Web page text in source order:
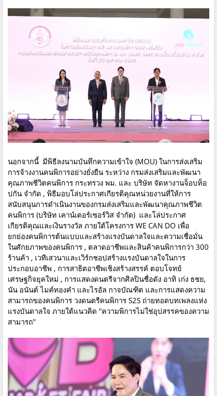
นอกจากนี้ มีพิธีลงนามบันทึกความเข้าใจ (MOU) ในการส่งเสริม
การจ้างงานคนพิการอย่างยั่งยืน ระหว่าง กรมส่งเสริมและพัฒนา
คุณภาพชีวิตคนพิการ กระทรวง พม. และ บริษัท จัดหางานจ็อบท็อ
ปกัน จำกัด , พิธีมอบโล่ประกาศเกียรติคุณหน่วยงานที่ให้การ
สนับสนุนการดำเนินงานของกรมส่งเสริมและพัฒนาคุณภาพชีวิต
คนพิการ (บริษัท เคาน์เตอร์เซอร์วิส จำกัด) และโล่ประกาศ
เกียรติคุณและเงินรางวัล ภายใต้โครงการ WE CAN DO เพื่อ
ยกย่องคนพิการต้นแบบและสร้างแรงบันดาลใจและความเชื่อมั่น
ในศักยภาพของคนพิการ , ตลาดอาชีพและสินค้าคนพิการกว่า 300
ร้านค้า , เวทีเสวนาและเวิร์กชอปสร้างแรงบันดาลใจในการ
ประกอบอาชีพ , การสาธิตอาชีพเชิงสร้างสรรค์ ตอบโจทย์
เศรษฐกิจยุคใหม่ , การแสดงดนตรีจากศิลปินชื่อดัง อาทิ เก่ง ธชย,
นัน อนันต์ ไมค์ทองคำ และไรอัล กาจบัณฑิต และการแสดงความ
สามารถของคนพิการ วงดนตรีคนพิการ S2S ถ่ายทอดบทเพลงแห่ง
แรงบันดาลใจ ภายใต้แนวคิด "ความพิการไม่ใช่อุปสรรคของความ
สามารถ"